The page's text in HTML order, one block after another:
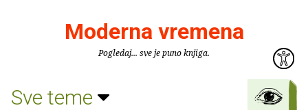
Moderna vremena
Pogledaj... sve je puno knjiga.
Sve teme